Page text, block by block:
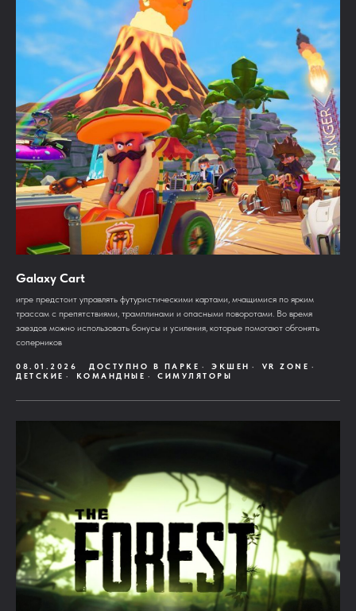
Galaxy Cart
игре предстоит управлять футуристическими картами, мчащимися по ярким
трассам с препятствиями, трамплинами и опасными поворотами. Во время
заездов можно использовать бонусы и усиления, которые помогают обгонять
соперников
08.01.2026 ДОСТУПНО В ПАРКЕ ЭКШЕН
VR ZONE
ДЕТСКИЕ
КОМАНДНЫЕ СИМУЛЯТОРЫ